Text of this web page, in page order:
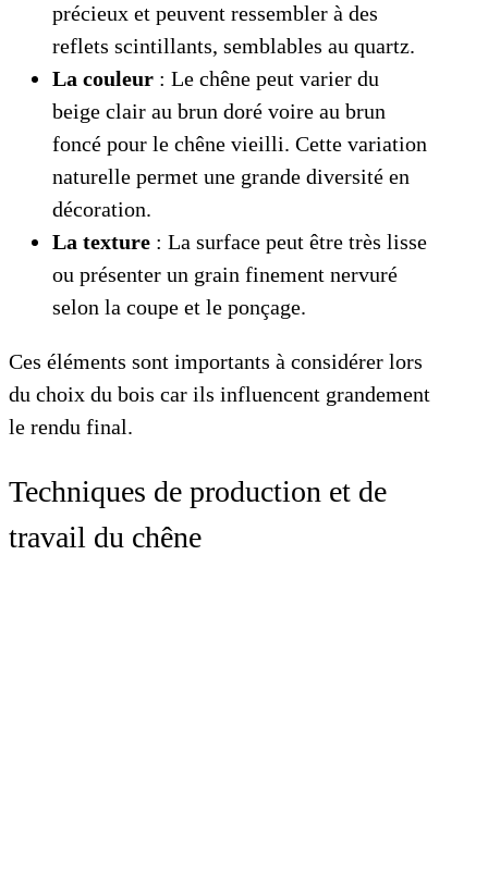
précieux et peuvent ressembler à des
reflets scintillants, semblables au quartz.
La couleur : Le chêne peut varier du
beige clair au brun doré voire au brun
foncé pour le chêne vieilli. Cette variation
naturelle permet une grande diversité en
décoration.
La texture : La surface peut être très lisse
ou présenter un grain finement nervuré
selon la coupe et le ponçage.
Ces éléments sont importants à considérer lors
du choix du bois car ils influencent grandement
le rendu final.
Techniques de production et de
travail du chêne